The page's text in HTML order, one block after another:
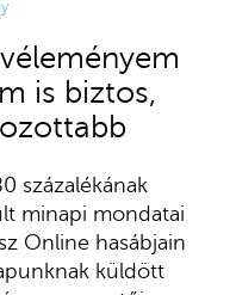
is biztos,
százalékának
minapi mondatai
Online hasábjain
küldött